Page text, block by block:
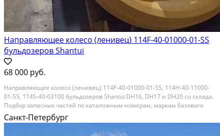
Направляющее колесо (ленивец) 114F-40-01000-01-SS
бульдозеров Shantui
68 000 руб.
Направляющее колесо (ленивец) 114F-40-01000-01-SS, 114H-40-11000-
01-SS, 114S-40-03100 бульдозеров Shantui DH16, DH17 и DH20 со склада.
Подбор запасных частей по каталожным номерам, маркам базового
бульдозера, фото, чертежам. Отправка транспортными компаниями.
Гарантия
Санкт-Петербург